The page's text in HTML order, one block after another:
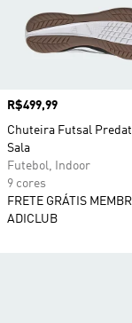
Preço
R$499,99
Chuteira Futsal
Sala
Futebol, Indoor
9 cores
FRETE GRÁTIS
ADICLUB